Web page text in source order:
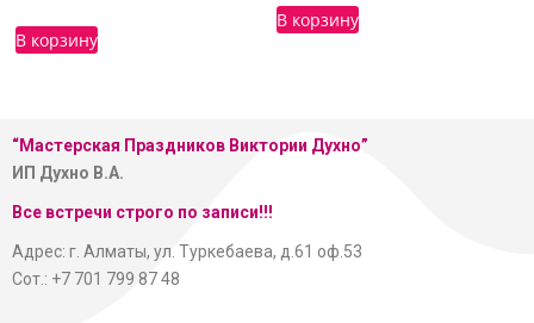
В корзину
В корзину
“Мастерская Праздников Виктории Духно”
ИП Духно В.А.
Все встречи строго по записи!!!
Адрес: г. Алматы, ул. Туркебаева, д.61 оф.53
Сот.: +7 701 799 87 48